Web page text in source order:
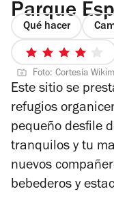
Parque
Qué hacer
4
de
5
estrellas
Foto: Cortesía
Este sitio se
refugios
pequeño desfile
tranquilos y tu
nuevos
bebederos y